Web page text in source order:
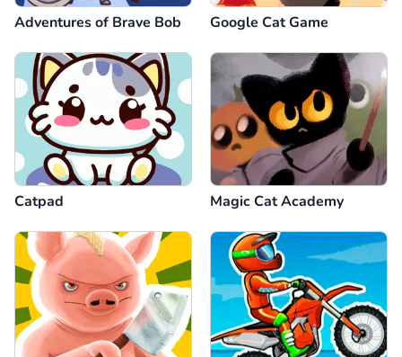
Adventures of Brave Bob Google Cat Game
Catpad Magic Cat Academy